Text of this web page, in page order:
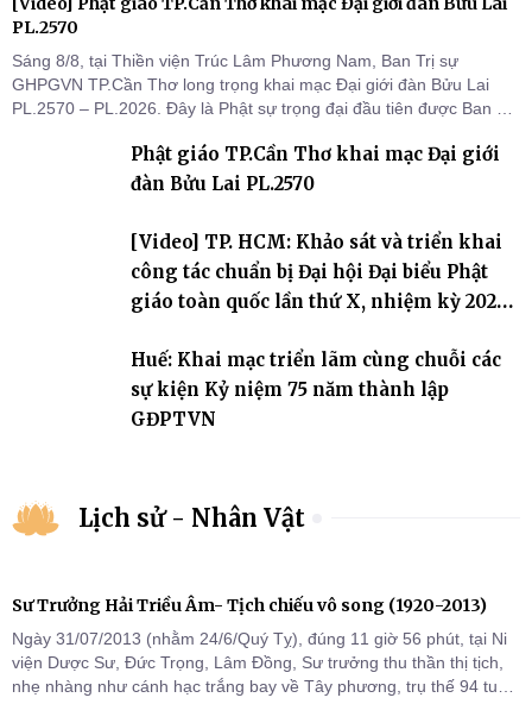
PL.2570
Sáng 8/8, tại Thiền viện Trúc Lâm Phương Nam, Ban Trị sự
GHPGVN TP.Cần Thơ long trọng khai mạc Đại giới đàn Bửu Lai
PL.2570 – PL.2026. Đây là Phật sự trọng đại đầu tiên được Ban Trị
thứ I, thể hiện sự quan tâm đối với công tác truyền giới, đào tạo
Tăng tài và tiếp nối mạng mạch Tăng-g
Phật giáo TP.Cần Thơ khai mạc Đại giới
đàn Bửu Lai PL.2570
[Video] TP. HCM: Khảo sát và triển khai
công tác chuẩn bị Đại hội Đại biểu Phật
giáo toàn quốc lần thứ X, nhiệm kỳ 2026-
Huế: Khai mạc triển lãm cùng chuỗi các
sự kiện Kỷ niệm 75 năm thành lập
GĐPTVN
Lịch sử - Nhân Vật
Sư Trưởng Hải Triều Âm- Tịch chiếu vô song (1920-2013)
Ngày 31/07/2013 (nhằm 24/6/Quý Tỵ), đúng 11 giờ 56 phút, tại Ni
viện Dược Sư, Đức Trọng, Lâm Đồng, Sư trưởng thu thần thị tịch,
nhẹ nhàng như cánh hạc trắng bay về Tây phương, trụ thế 94 tuổi